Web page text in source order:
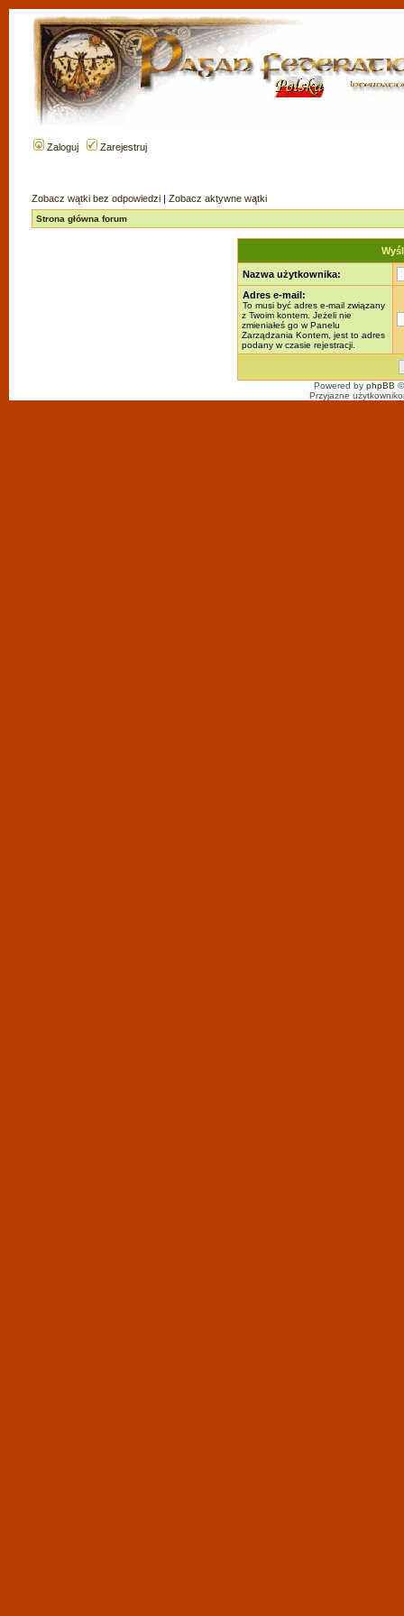
Zaloguj Zarejestruj
Zobacz wątki bez odpowiedzi | Zobacz aktywne wątki
Strona główna forum
Nazwa użytkownika:
Adres e-mail:
To musi być adres e-mail związany
z Twoim kontem. Jeżeli nie
zmieniałeś go w Panelu
Zarządzania Kontem, jest to adres
podany w czasie rejestracji.
Powered by phpBB
Przyjazne